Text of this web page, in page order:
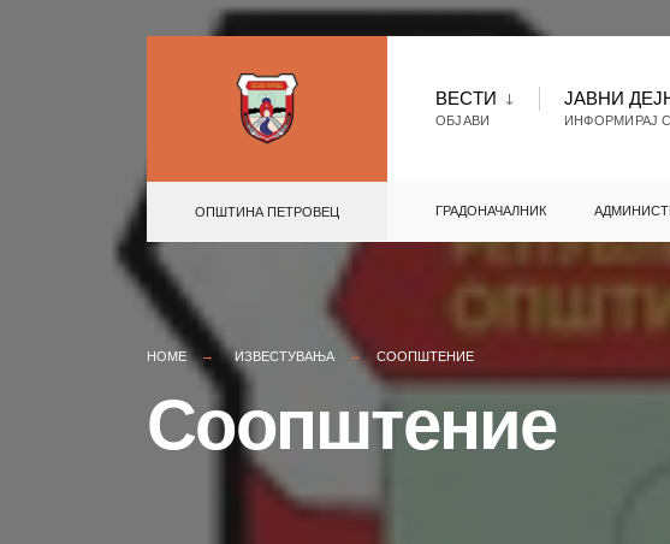
ВЕСТИ
ОБЈАВИ
ЈАВНИ
ИНФОРМИРАЈ
ОПШТИНА ПЕТРОВЕЦ ГРАДОНАЧАЛНИК
HOME ИЗВЕСТУВАЊА СООПШТЕНИЕ
Соопштение